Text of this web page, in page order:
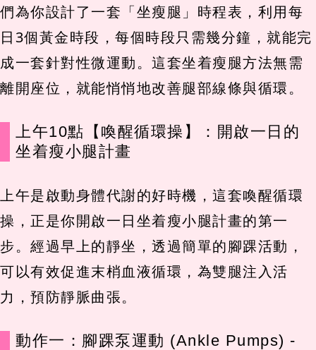
們為你設計了一套「坐瘦腿」時程表，利用每
日3個黃金時段，每個時段只需幾分鐘，就能完
成一套針對性微運動。這套坐着瘦腿方法無需
離開座位，就能悄悄地改善腿部線條與循環。
上午10點【喚醒循環操】：開啟一日的
坐着瘦小腿計畫
上午是啟動身體代謝的好時機，這套喚醒循環
操，正是你開啟一日坐着瘦小腿計畫的第一
步。經過早上的靜坐，透過簡單的腳踝活動，
可以有效促進末梢血液循環，為雙腿注入活
力，預防靜脈曲張。
動作一：腳踝泵運動 (Ankle Pumps) -